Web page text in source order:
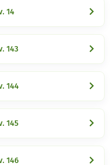
14
143
144
145
146